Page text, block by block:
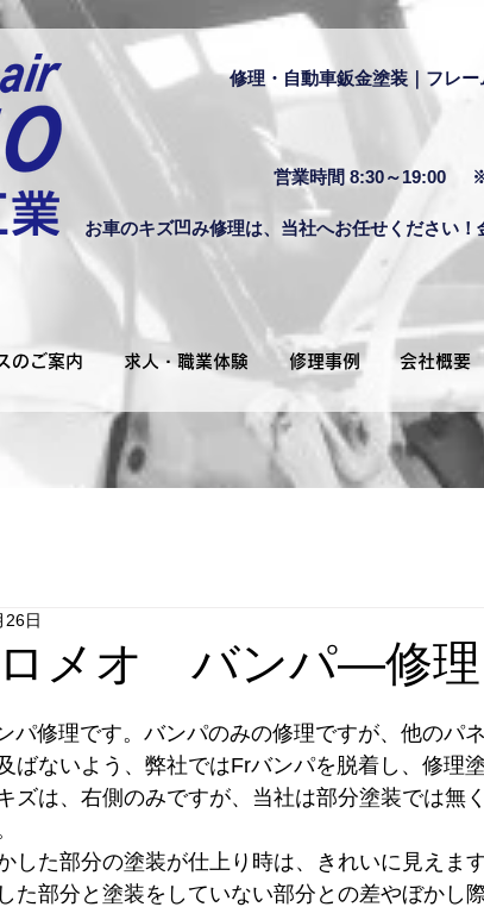
修理・自動車鈑金塗装｜フレー
営業時間 8:30～19:00
お車のキズ凹み修理は、当社へお任せください
のご案内 求人・職業体験 修理事例 会社概要
メオ バンパ―修理
26日
パ修理です。バンパのみの修理ですが、他のパ
ばないよう、弊社ではFrバンパを脱着し、修理塗
ズは、右側のみですが、当社は部分塗装では無
した部分の塗装が仕上り時は、きれいに見えま
た部分と塗装をしていない部分との差やぼかし